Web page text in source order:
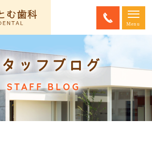
タッフブログ
STAFF BLOG